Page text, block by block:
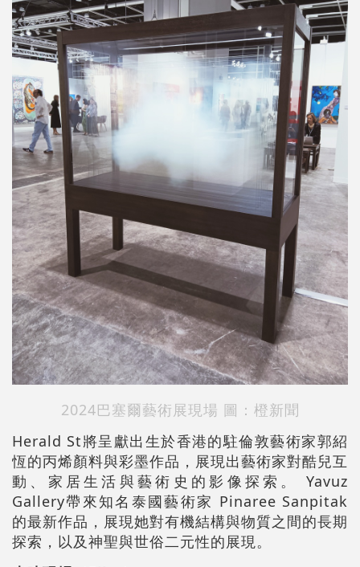
2024巴塞爾藝術展現場 圖：橙新聞
Herald St將呈獻出生於香港的駐倫敦藝術家郭紹
恆的丙烯顏料與彩墨作品，展現出藝術家對酷兒互
動、家居生活與藝術史的影像探索。 Yavuz
Gallery帶來知名泰國藝術家 Pinaree Sanpitak
的最新作品，展現她對有機結構與物質之間的長期
探索，以及神聖與世俗二元性的展現。